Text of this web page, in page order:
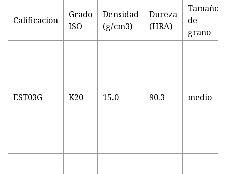
Calificación
Grado
ISO
Densidad
(g/cm3)
Dureza
(HRA)
Tamaño
de
grano
EST03G K20 15.0 90.3 medio